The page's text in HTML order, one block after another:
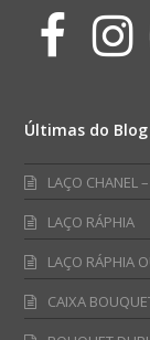
Últimas do Blog
LAÇO CHANEL
LAÇO RÁPHIA
LAÇO RÁPHIA
CAIXA